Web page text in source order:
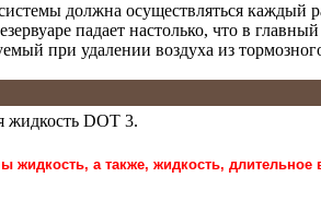
должна осуществляться каждый
падает настолько, что в
при удалении воздуха из
жидкость DOT 3.
жидкость, а также, жидкость,